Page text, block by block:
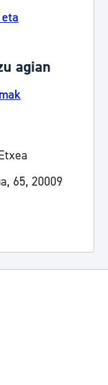
agian
65, 20009